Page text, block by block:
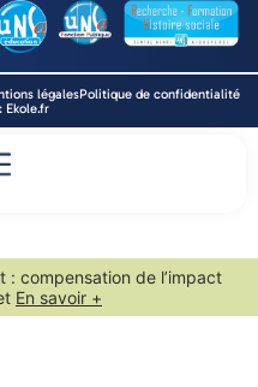
légalesPolitique de confidentialité
Ekole.fr
: compensation de l’impact
En savoir +